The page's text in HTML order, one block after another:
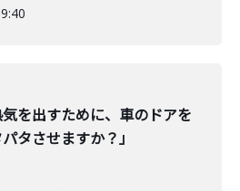
気を出すために、車のドアを
タさせますか？」